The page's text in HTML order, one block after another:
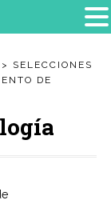
> SELECCIONES
DE